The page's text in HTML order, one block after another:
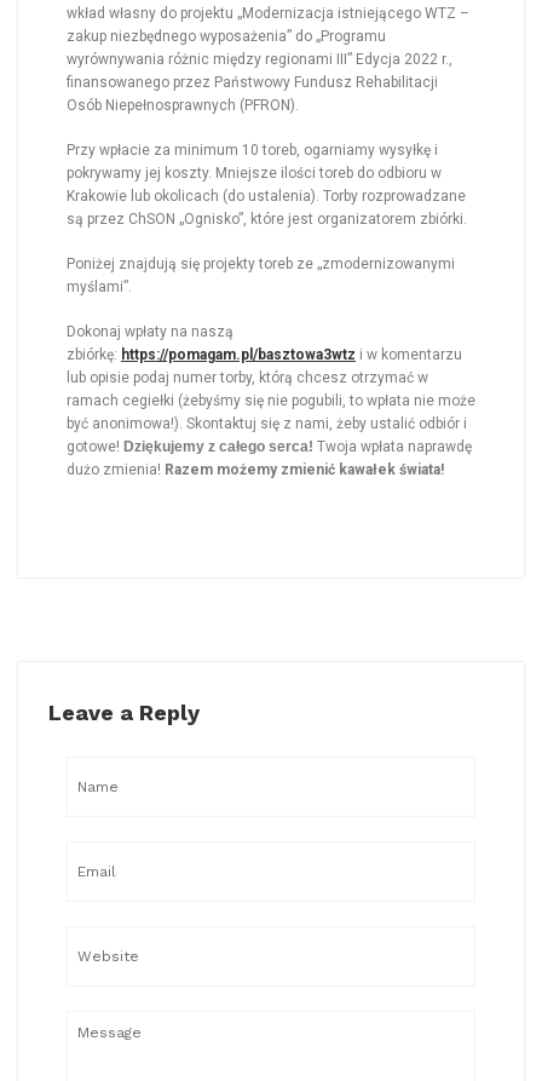
wkład własny do projektu „Modernizacja istniejącego WTZ –
zakup niezbędnego wyposażenia” do „Programu
wyrównywania różnic między regionami III” Edycja 2022 r.,
finansowanego przez Państwowy Fundusz Rehabilitacji
Osób Niepełnosprawnych (PFRON).
Przy wpłacie za minimum 10 toreb, ogarniamy wysyłkę i
pokrywamy jej koszty. Mniejsze ilości toreb do odbioru w
Krakowie lub okolicach (do ustalenia). Torby rozprowadzane
są przez ChSON „Ognisko”, które jest organizatorem zbiórki.
Poniżej znajdują się projekty toreb ze „zmodernizowanymi
myślami”.
Dokonaj wpłaty na naszą
zbiórkę: https://pomagam.pl/basztowa3wtz i w komentarzu
lub opisie podaj numer torby, którą chcesz otrzymać w
ramach cegiełki (żebyśmy się nie pogubili, to wpłata nie może
być anonimowa!). Skontaktuj się z nami, żeby ustalić odbiór i
gotowe! Dziękujemy z całego serca! Twoja wpłata naprawdę
dużo zmienia! Razem możemy zmienić kawałek świata!
Leave a Reply